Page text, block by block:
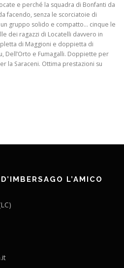
e perché la squadra di Bonfanti da
facendo, senza le scorciatoie di
gruppo solido e compatto… cinque le
dei ragazzi di Locatelli davvero in
di Maggioni e doppietta di
Dell’Orto e Fumagalli. Doppiette per
la Saraceni. Ottima prestazioni su
L’AMICO